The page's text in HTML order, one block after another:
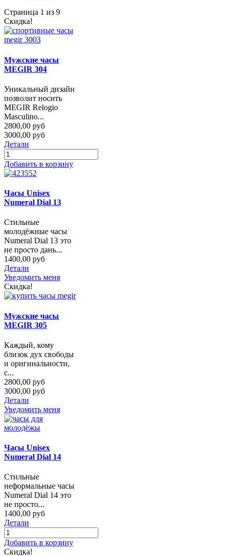
Страница 1 из 9
Скидка!
Мужские часы
MEGIR 304
Уникальный дизайн
позволит носить
MEGIR Relogio
Masculino...
2800,00 руб
3000,00 руб
Детали
Добавить в корзину
Часы Unisex
Numeral Dial 13
Стильные
молодёжные часы
Numeral Dial 13 это
не просто дань...
1400,00 руб
Детали
Уведомить меня
Скидка!
Мужские часы
MEGIR 305
Каждый, кому
близок дух свободы
и оригинальности,
с...
2800,00 руб
3000,00 руб
Детали
Уведомить меня
Часы Unisex
Numeral Dial 14
Стильные
неформальные часы
Numeral Dial 14 это
не просто...
1400,00 руб
Детали
Добавить в корзину
Скидка!